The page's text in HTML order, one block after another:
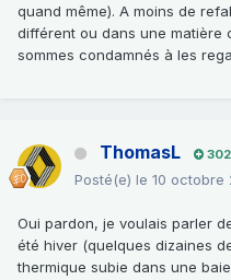
quand même). A moins de
différent ou dans une matière
sommes condamnés à les
ThomasL 302
Posté(e) le 10 octobre
Oui pardon, je voulais parler
été hiver (quelques dizaines
thermique subie dans une